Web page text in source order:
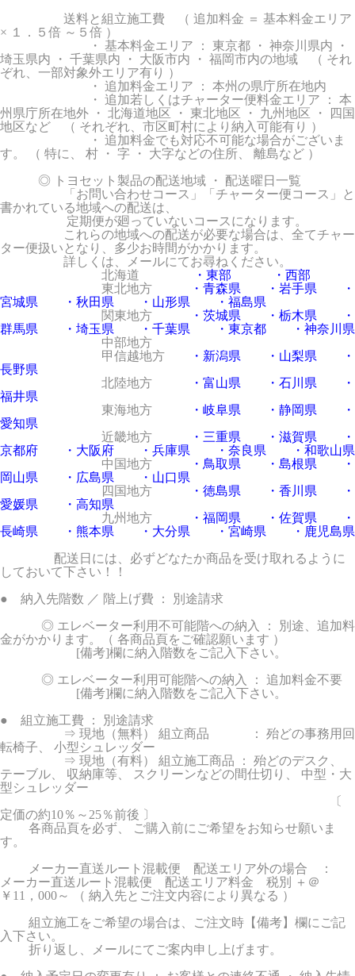
送料と組立施工費 （ 追加料金 ＝ 基本料金エリア
× １．５倍 ～５倍 ）
・ 基本料金エリア ： 東京都 ・ 神奈川県内 ・
埼玉県内 ・ 千葉県内 ・ 大阪市内 ・ 福岡市内の地域 （ それ
ぞれ、一部対象外エリア有り ）
・ 追加料金エリア ： 本州の県庁所在地内
・ 追加若しくはチャーター便料金エリア ： 本
州県庁所在地外 ・ 北海道地区 ・ 東北地区 ・ 九州地区 ・ 四国
地区など （ それぞれ、市区町村により納入可能有り ）
・ 追加料金でも対応不可能な場合がございま
す。 （ 特に、 村 ・ 字 ・ 大字などの住所、 離島など ）
◎ トヨセット製品の配送地域 ・ 配送曜日一覧
「お問い合わせコース」「チャーター便コース」と
書かれている地域への配送は、
定期便が廻っていないコースになります。
これらの地域への配送が必要な場合は、全てチャー
ター便扱いとなり、多少お時間がかかります。
詳しくは、メールにてお尋ねください。
北海道
・東部
・西部
東北地方
・青森県 ・岩手県
・
宮城県
・秋田県 ・山形県
・福島県
関東地方
・茨城県 ・栃木県
・
群馬県
・埼玉県 ・千葉県 ・東京都
・神奈川県
中部地方
甲信越地方
・新潟県 ・山梨県
・
長野県
北陸地方
・富山県 ・石川県
・
福井県
東海地方
・岐阜県 ・静岡県
・
愛知県
近畿地方
・三重県 ・滋賀県
・
京都府
・大阪府 ・兵庫県 ・奈良県
・和歌山県
中国地方
・鳥取県 ・島根県
・
岡山県
・広島県
・山口県
四国地方
・徳島県 ・香川県
・
愛媛県
・高知県
九州地方
・福岡県 ・佐賀県
・
長崎県
・熊本県 ・大分県 ・宮崎県
・鹿児島県
配送日には、必ずどなたか商品を受け取れるように
しておいて下さい！！
● 納入先階数 ／ 階上げ費 ： 別途請求
◎ エレベーター利用不可能階への納入 ： 別途、追加料
金がかかります。（ 各商品頁をご確認願います ）
[備考]欄に納入階数をご記入下さい。
◎ エレベーター利用可能階への納入 ： 追加料金不要
[備考]欄に納入階数をご記入下さい。
● 組立施工費 ： 別途請求
⇒ 現地（無料） 組立商品 ： 殆どの事務用回
転椅子、 小型シュレッダー
⇒ 現地（有料） 組立施工商品 ： 殆どのデスク、
テーブル、 収納庫等、 スクリーンなどの間仕切り、 中型・大
型シュレッダー
〔
定価の約10％～25％前後 〕
各商品頁を必ず、 ご購入前にご希望をお知らせ願いま
す。
メーカー直送ルート混載便 配送エリア外の場合 ：
メーカー直送ルート混載便 配送エリア料金 税別 ＋＠
￥11，000～ （ 納入先とご注文内容により異なる ）
組立施工をご希望の場合は、ご注文時【備考】欄にご記
入下さい。
折り返し、メールにてご案内申し上げます。